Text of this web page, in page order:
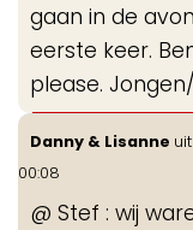
gaan in de
eerste keer.
please.
Danny & Lisanne uit
00:08
@ Stef : wij